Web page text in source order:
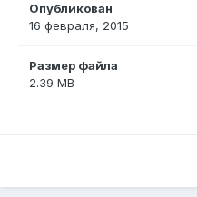
Опубликован
16 февраля, 2015
Размер файла
2.39 MB